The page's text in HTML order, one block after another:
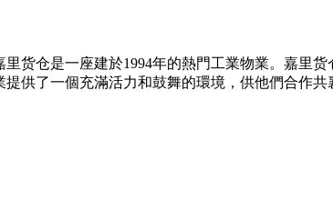
货仓是一座建於1994年的熱門工業物業。嘉里
供了一個充滿活力和鼓舞的環境，供他們合作